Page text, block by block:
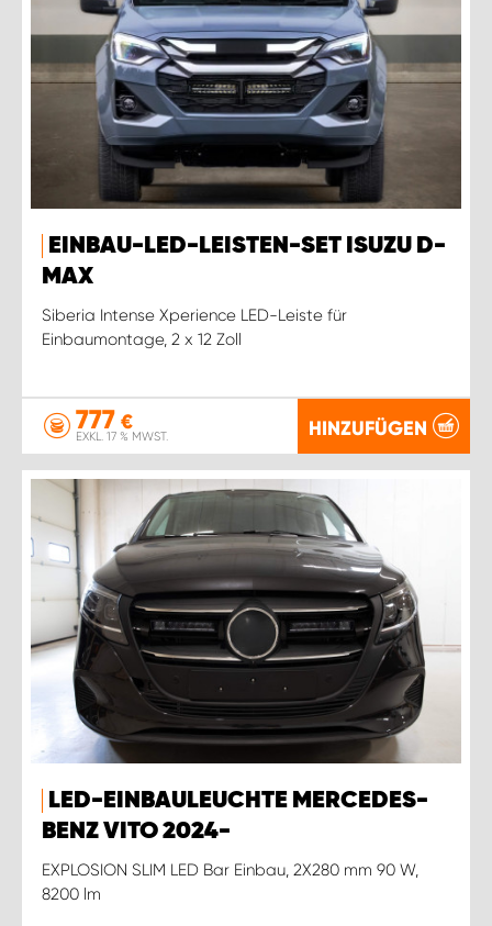
EINBAU-LED-LEISTEN-SET ISUZU D-
MAX
Siberia Intense Xperience LED-Leiste für
Einbaumontage, 2 x 12 Zoll
777 €
EXKL. 17 % MWST. HINZUFÜGEN
LED-EINBAULEUCHTE MERCEDES-
BENZ VITO 2024-
EXPLOSION SLIM LED Bar Einbau, 2X280 mm 90 W,
8200 lm